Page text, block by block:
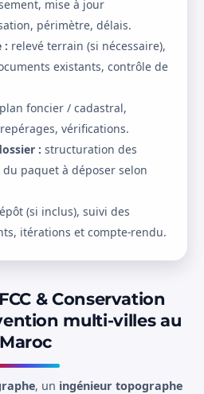
mise à jour
périmètre, délais.
: relevé terrain (si nécessaire),
existants, contrôle de
plan foncier / cadastral,
vérifications.
: structuration des
paquet à déposer selon
(si inclus), suivi des
itérations et compte-rendu.
& Conservation
multi-villes au
Maroc
, un ingénieur topographe